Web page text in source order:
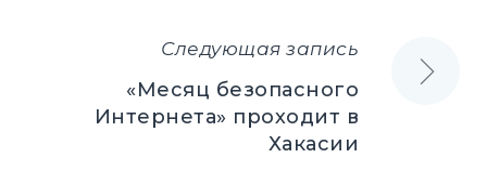
записямСледующая запись
«Месяц безопасного
Интернета» проходит в
Хакасии